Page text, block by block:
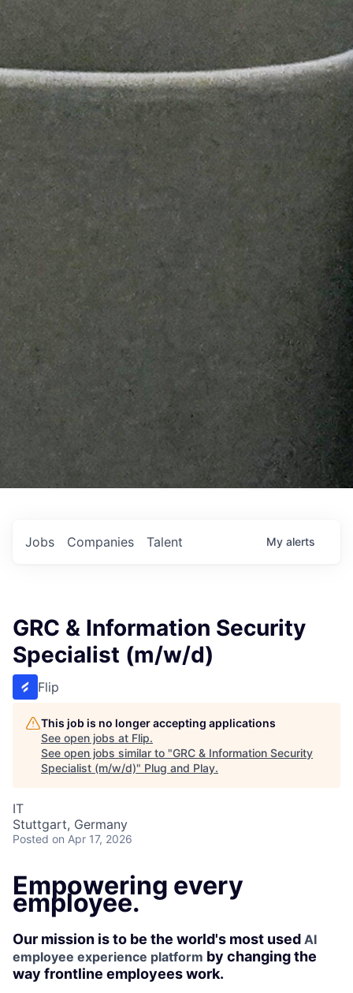
Jobs Companies Talent My alerts
GRC & Information Security
Specialist (m/w/d)
Flip
This job is no longer accepting applications
See open jobs at Flip.
See open jobs similar to "GRC & Information Security
Specialist (m/w/d)" Plug and Play.
IT
Stuttgart, Germany
Posted on Apr 17, 2026
Empowering every
employee.
Our mission is to be the world's most used AI
employee experience platform by changing the
way frontline employees work.